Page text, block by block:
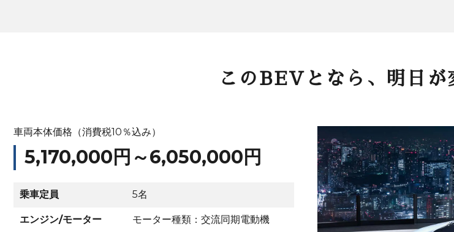
このBEVとなら、明日が
車両本体価格（消費税10％込み）
5,170,000円～6,050,000円
乗車定員 5名
エンジン/モーター モーター種類：交流同期電動機